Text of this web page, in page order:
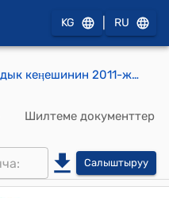
KG RU
Кең-Булуң айылдык кеӊешинин 2011-жылдын 30-мартындагы № 100/XV-25 "Калк конуштардан таштандыларды чыгарууга салык төлөмдөрүн бекитүү жөнүндө" токтому
Шилтеме документтер
Салыштыруу